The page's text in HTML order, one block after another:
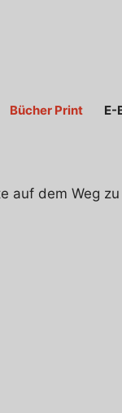
Bücher Print E-
auf dem Weg